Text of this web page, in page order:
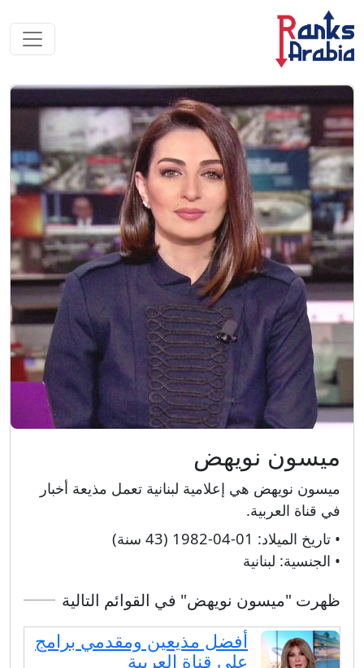
ميسون نويهض
ميسون نويهض هي إعلامية لبنانية تعمل مذيعة أخبار
في قناة العربية.
• تاريخ الميلاد: 01-04-1982 (43 سنة)
• الجنسية: لبنانية
ظهرت "ميسون نويهض" في القوائم التالية
أفضل مذيعين ومقدمي برامج
على قناة العربية